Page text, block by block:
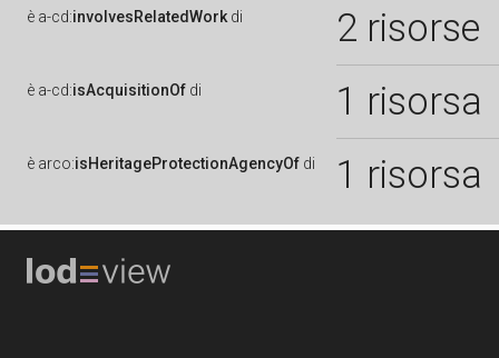
è a-cd:involvesRelatedWork di 2 risorse
è a-cd:isAcquisitionOf di 1 risorsa
è arco:isHeritageProtectionAgencyOf di 1 risorsa